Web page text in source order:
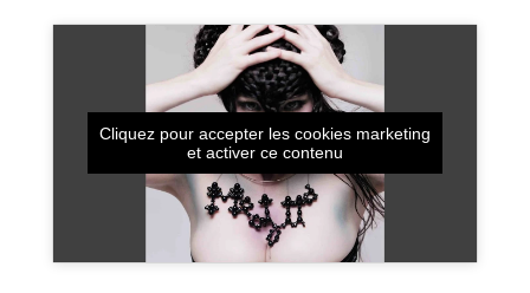
Cliquez pour accepter les cookies marketing
et activer ce contenu